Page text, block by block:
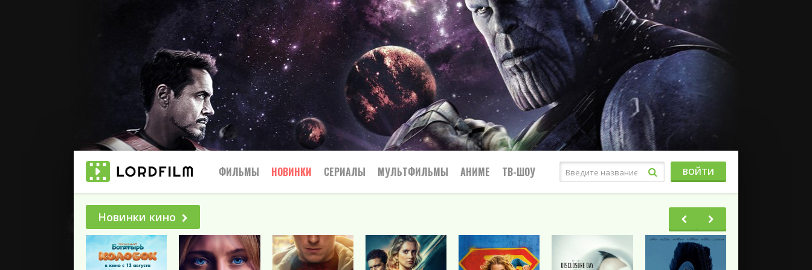
ФИЛЬМЫ
2025
Боевики
Вестерн
Семейный
Триллер
НОВИНКИ СЕРИАЛЫ
Боевик
Мелодрамы
Приключения
Триллеры
МУЛЬТФИЛЬМЫ АНИМЕ
Драма
Ужасы
Триллеры
ТВ-ШОУ ВОЙТИ
Новинки кино